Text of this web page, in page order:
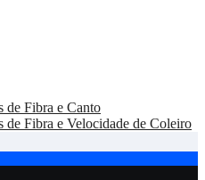
de Fibra e Canto
de Fibra e Velocidade de Coleiro